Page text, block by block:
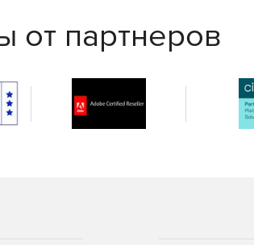
от партнеров